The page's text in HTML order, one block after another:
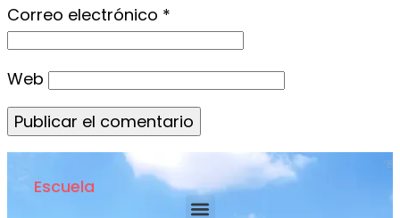
Correo electrónico *
Web
Escuela